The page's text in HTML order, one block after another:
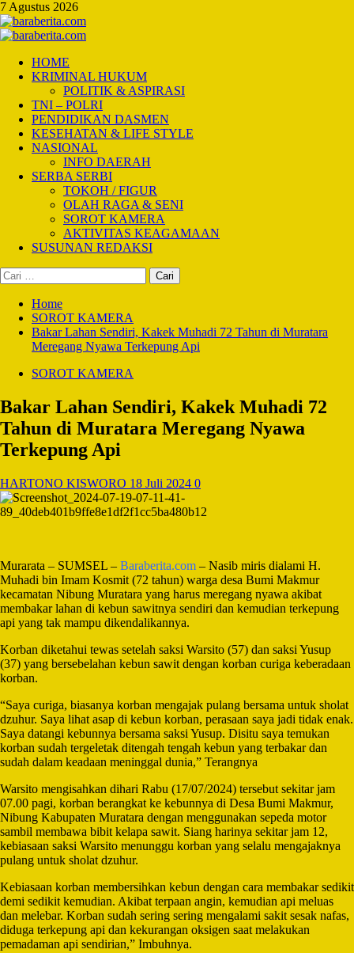
Skip
to
content
7 Agustus 2026
Primary
HOME
KRIMINAL HUKUM
POLITIK & ASPIRASI
TNI – POLRI
PENDIDIKAN DASMEN
KESEHATAN & LIFE STYLE
NASIONAL
INFO DAERAH
SERBA SERBI
TOKOH / FIGUR
OLAH RAGA & SENI
SOROT KAMERA
AKTIVITAS KEAGAMAAN
SUSUNAN REDAKSI
Cari
untuk:
Home
SOROT KAMERA
Bakar Lahan Sendiri, Kakek Muhadi 72 Tahun di Muratara
Meregang Nyawa Terkepung Api
SOROT KAMERA
Bakar Lahan Sendiri, Kakek Muhadi 72
Tahun di Muratara Meregang Nyawa
Terkepung Api
HARTONO KISWORO 18 Juli 2024 0
Murarata – SUMSEL – Baraberita.com – Nasib miris dialami H.
Muhadi bin Imam Kosmit (72 tahun) warga desa Bumi Makmur
kecamatan Nibung Muratara yang harus meregang nyawa akibat
membakar lahan di kebun sawitnya sendiri dan kemudian terkepung
api yang tak mampu dikendalikannya.
Korban diketahui tewas setelah saksi Warsito (57) dan saksi Yusup
(37) yang bersebelahan kebun sawit dengan korban curiga keberadaan
korban.
“Saya curiga, biasanya korban mengajak pulang bersama untuk sholat
dzuhur. Saya lihat asap di kebun korban, perasaan saya jadi tidak enak.
Saya datangi kebunnya bersama saksi Yusup. Disitu saya temukan
korban sudah tergeletak ditengah tengah kebun yang terbakar dan
sudah dalam keadaan meninggal dunia,” Terangnya
Warsito mengisahkan dihari Rabu (17/07/2024) tersebut sekitar jam
07.00 pagi, korban berangkat ke kebunnya di Desa Bumi Makmur,
Nibung Kabupaten Muratara dengan menggunakan sepeda motor
sambil membawa bibit kelapa sawit. Siang harinya sekitar jam 12,
kebiasaan saksi Warsito menunggu korban yang selalu mengajaknya
pulang untuk sholat dzuhur.
Kebiasaan korban membersihkan kebun dengan cara membakar sedikit
demi sedikit kemudian. Akibat terpaan angin, kemudian api meluas
dan melebar. Korban sudah sering sering mengalami sakit sesak nafas,
diduga terkepung api dan kekurangan oksigen saat melakukan
pemadaman api sendirian,” Imbuhnya.